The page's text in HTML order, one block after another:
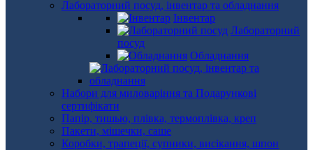
Лабораторний посуд, інвентар та обладнання
Інвентар
Лабораторний
посуд
Обладнання
Набори для миловаріння та Подарункові
сертифікати
Папір, тишью, плівка, термоплівка, креп
Пакети, мішечки, саше
Коробки, трапеції, супники, висікання, шпон